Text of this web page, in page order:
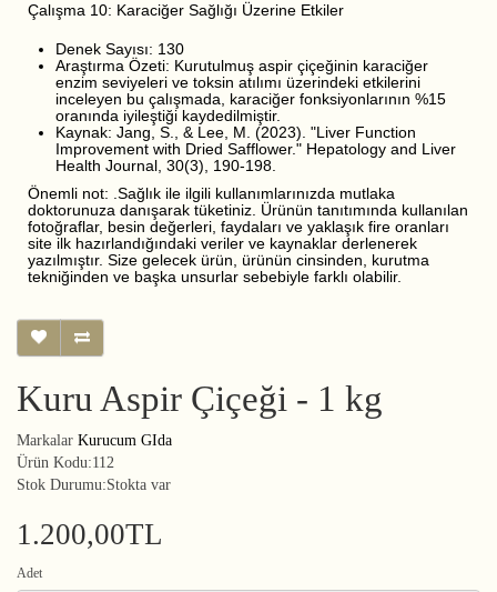
Çalışma 10: Karaciğer Sağlığı Üzerine Etkiler
Denek Sayısı: 130
Araştırma Özeti: Kurutulmuş aspir çiçeğinin karaciğer
enzim seviyeleri ve toksin atılımı üzerindeki etkilerini
inceleyen bu çalışmada, karaciğer fonksiyonlarının %15
oranında iyileştiği kaydedilmiştir.
Kaynak: Jang, S., & Lee, M. (2023). "Liver Function
Improvement with Dried Safflower." Hepatology and Liver
Health Journal, 30(3), 190-198.
Önemli not: .Sağlık ile ilgili kullanımlarınızda mutlaka
doktorunuza danışarak tüketiniz. Ürünün tanıtımında kullanılan
fotoğraflar, besin değerleri, faydaları ve yaklaşık fire oranları
site ilk hazırlandığındaki veriler ve kaynaklar derlenerek
yazılmıştır. Size gelecek ürün, ürünün cinsinden, kurutma
tekniğinden ve başka unsurlar sebebiyle farklı olabilir.
Kuru Aspir Çiçeği - 1 kg
Markalar Kurucum GIda
Ürün Kodu:112
Stok Durumu:Stokta var
1.200,00TL
Adet